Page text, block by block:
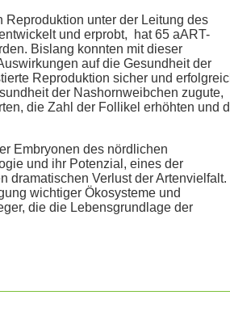
unter der Leitung des
und erprobt, hat 65 aART-
Bislang konnten mit dieser
auf die Gesundheit der
Reproduktion sicher und
der Nashornweibchen zugute,
die Zahl der Follikel erhöhten und
Embryonen des nördlichen
und ihr Potenzial, eines der
dramatischen Verlust der Artenvielfalt.
wichtiger Ökosysteme und
die die Lebensgrundlage der